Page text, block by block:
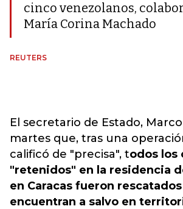
cinco venezolanos,
María Corina Machado
REUTERS
El secretario de Estado, Marco
martes que, tras una
calificó de "precisa", todos los
"retenidos" en la residencia
en Caracas fueron
encuentran a salvo en